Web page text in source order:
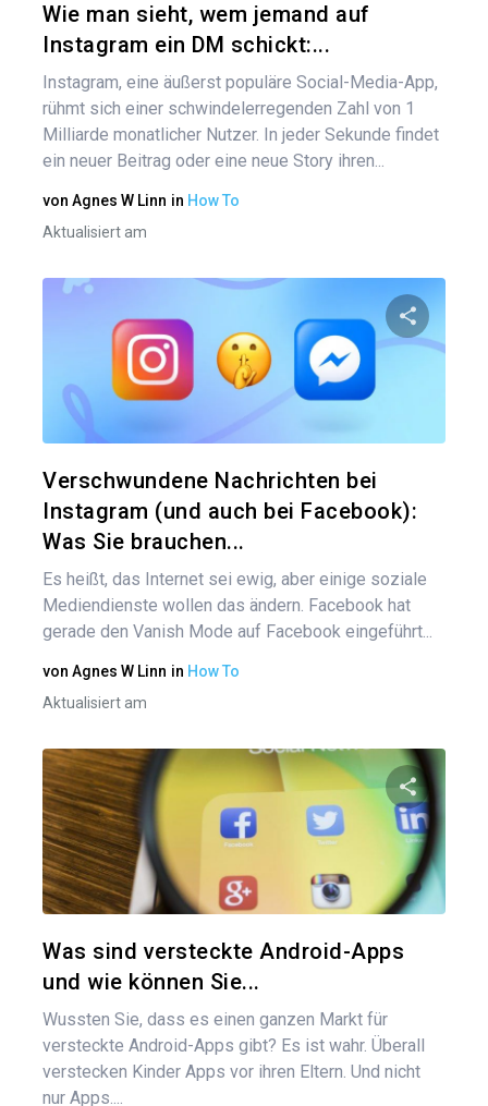
Wie man sieht, wem jemand auf
Instagram ein DM schickt:...
Instagram, eine äußerst populäre Social-Media-App,
rühmt sich einer schwindelerregenden Zahl von 1
Milliarde monatlicher Nutzer. In jeder Sekunde findet
ein neuer Beitrag oder eine neue Story ihren...
von Agnes W Linn in How To
Aktualisiert am
Verschwundene Nachrichten bei
Instagram (und auch bei Facebook):
Was Sie brauchen...
Es heißt, das Internet sei ewig, aber einige soziale
Mediendienste wollen das ändern. Facebook hat
gerade den Vanish Mode auf Facebook eingeführt...
von Agnes W Linn in How To
Aktualisiert am
Diesen
Was sind versteckte Android-Apps
und wie können Sie...
Wussten Sie, dass es einen ganzen Markt für
versteckte Android-Apps gibt? Es ist wahr. Überall
verstecken Kinder Apps vor ihren Eltern. Und nicht
nur Apps....